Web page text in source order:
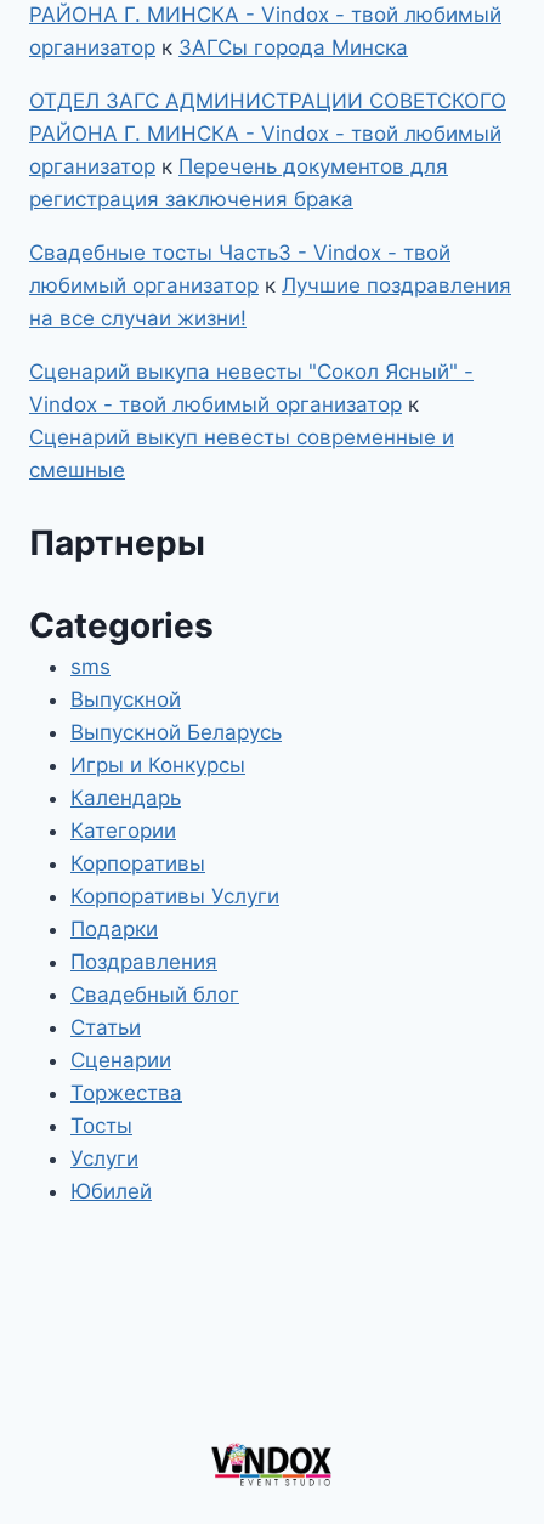
РАЙОНА Г. МИНСКА - Vindox - твой любимый
организатор к ЗАГСы города Минска
ОТДЕЛ ЗАГС АДМИНИСТРАЦИИ СОВЕТСКОГО
РАЙОНА Г. МИНСКА - Vindox - твой любимый
организатор к Перечень документов для
регистрация заключения брака
Свадебные тосты Часть3 - Vindox - твой
любимый организатор к Лучшие поздравления
на все случаи жизни!
Сценарий выкупа невесты "Сокол Ясный" -
Vindox - твой любимый организатор к
Сценарий выкуп невесты современные и
смешные
Партнеры
Categories
sms
Выпускной
Выпускной Беларусь
Игры и Конкурсы
Календарь
Категории
Корпоративы
Корпоративы Услуги
Подарки
Поздравления
Свадебный блог
Статьи
Сценарии
Торжества
Тосты
Услуги
Юбилей